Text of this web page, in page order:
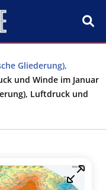
Gliederung),
und Winde im Januar
Luftdruck und